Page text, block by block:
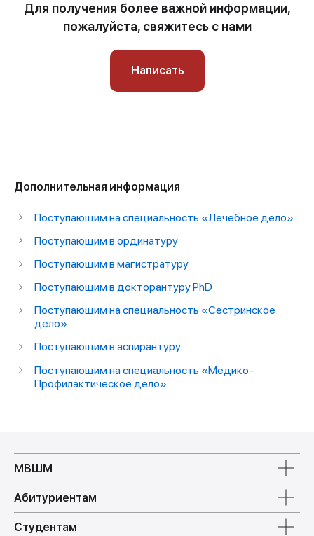
Для получения более важной информации,
пожалуйста, свяжитесь с нами
Написать
Дополнительная информация
Поступающим на специальность «Лечебное дело»
Поступающим в ординатуру
Поступающим в магистратуру
Поступающим в докторантуру PhD
Поступающим на специальность «Сестринское
дело»
Поступающим в аспирантуру
Поступающим на специальность «Медико-
Профилактическое дело»
МВШМ
Абитуриентам
Студентам